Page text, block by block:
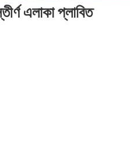
এলাকা প্লাবিত